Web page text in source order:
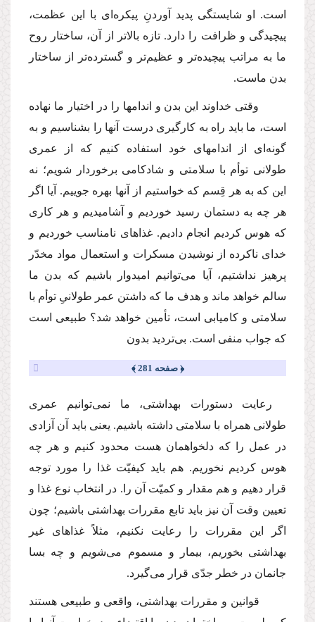
است. او شایستگى پدید آوردنِ پیكره‌اى با این عظمت،
پیچیدگى و ظرافت را دارد. تازه بالاتر از آن، ساختار روح
ما به مراتب پیچیده‌تر و عظیم‌تر و گسترده‌تر از ساختار
بدن ماست.
وقتى خداوند این بدن و اندامها را در اختیار ما نهاده
است، ما باید راه به كارگیرى درست آنها را بشناسیم و به
گونه‌اى از اندامهاى خود استفاده كنیم كه از عمرى
طولانى توأم با سلامتى و شادكامى برخوردار شویم؛ نه
این كه به هر قِسم كه خواستیم از آنها بهره جوییم. آیا اگر
هر چه به دستمان رسید خوردیم و آشامیدیم و هر كارى
كه هوس كردیم انجام دادیم. غذاهاى نامناسب خوردیم و
خداى ناكرده از نوشیدن مسكرات و استعمال مواد مخدّر
پرهیز نداشتیم، آیا مى‌توانیم امیدوار باشیم كه بدن ما
سالم خواهد ماند و هدف ما كه داشتن عمر طولانىِ توأم با
سلامتى و كامیابى است، تأمین خواهد شد؟ طبیعى است
كه جواب منفى است. بى‌تردید بدون
﴿ صفحه 281 ﴾
رعایت دستورات بهداشتى، ما نمى‌توانیم عمرى
طولانى همراه با سلامتى داشته باشیم. یعنى باید آن آزادى
در عمل را كه دلخواهمان هست محدود كنیم و هر چه
هوس كردیم نخوریم. هم باید كیفیّت غذا را مورد توجه
قرار دهیم و هم مقدار و كمیّت آن را. در انتخاب نوع غذا و
تعیین وقت آن نیز باید تابع مقررات بهداشتى باشیم؛ چون
اگر این مقررات را رعایت نكنیم، مثلاً غذاهاى غیر
بهداشتى بخوریم، بیمار و مسموم مى‌شویم و چه بسا
جانمان در خطر جدّى قرار مى‌گیرد.
قوانین و مقررات بهداشتى، واقعى و طبیعى هستند